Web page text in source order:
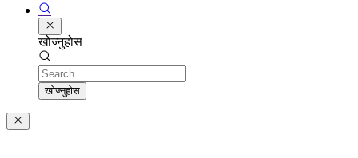
खोज्नुहोस
Search
खोज्नुहोस